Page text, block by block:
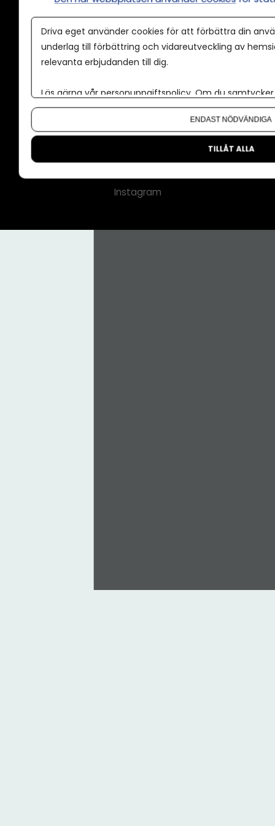
Annonspolicy
Tillgänglighet
Kontakt
Nyhetsbrev
CMS för medier
Instagram
Driva eget använder cookies för att förbättra din
underlag till förbättring och vidareutveckling av
relevanta erbjudanden till dig.
Läs gärna vår personuppgiftspolicy. Om du
Om du vill ändra ditt val i efterhand hittar du den
ENDAST NÖDVÄNDIGA
TILLÅT ALLA